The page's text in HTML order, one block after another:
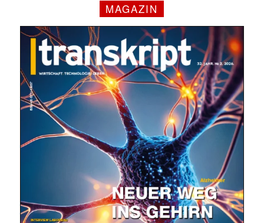
Mit dem |transkript-Newsletter
jede Woche aktuell informiert.
MAGAZIN